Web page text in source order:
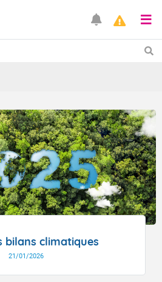
RÉSULTATS
Articles
bilans climatiques
21/01/2026